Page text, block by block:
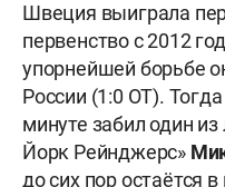
Швеция выиграла
первенство с 2012
упорнейшей борьбе
России (1:0 ОТ).
минуте забил один
Йорк Рейнджерс»
до сих пор остаётся